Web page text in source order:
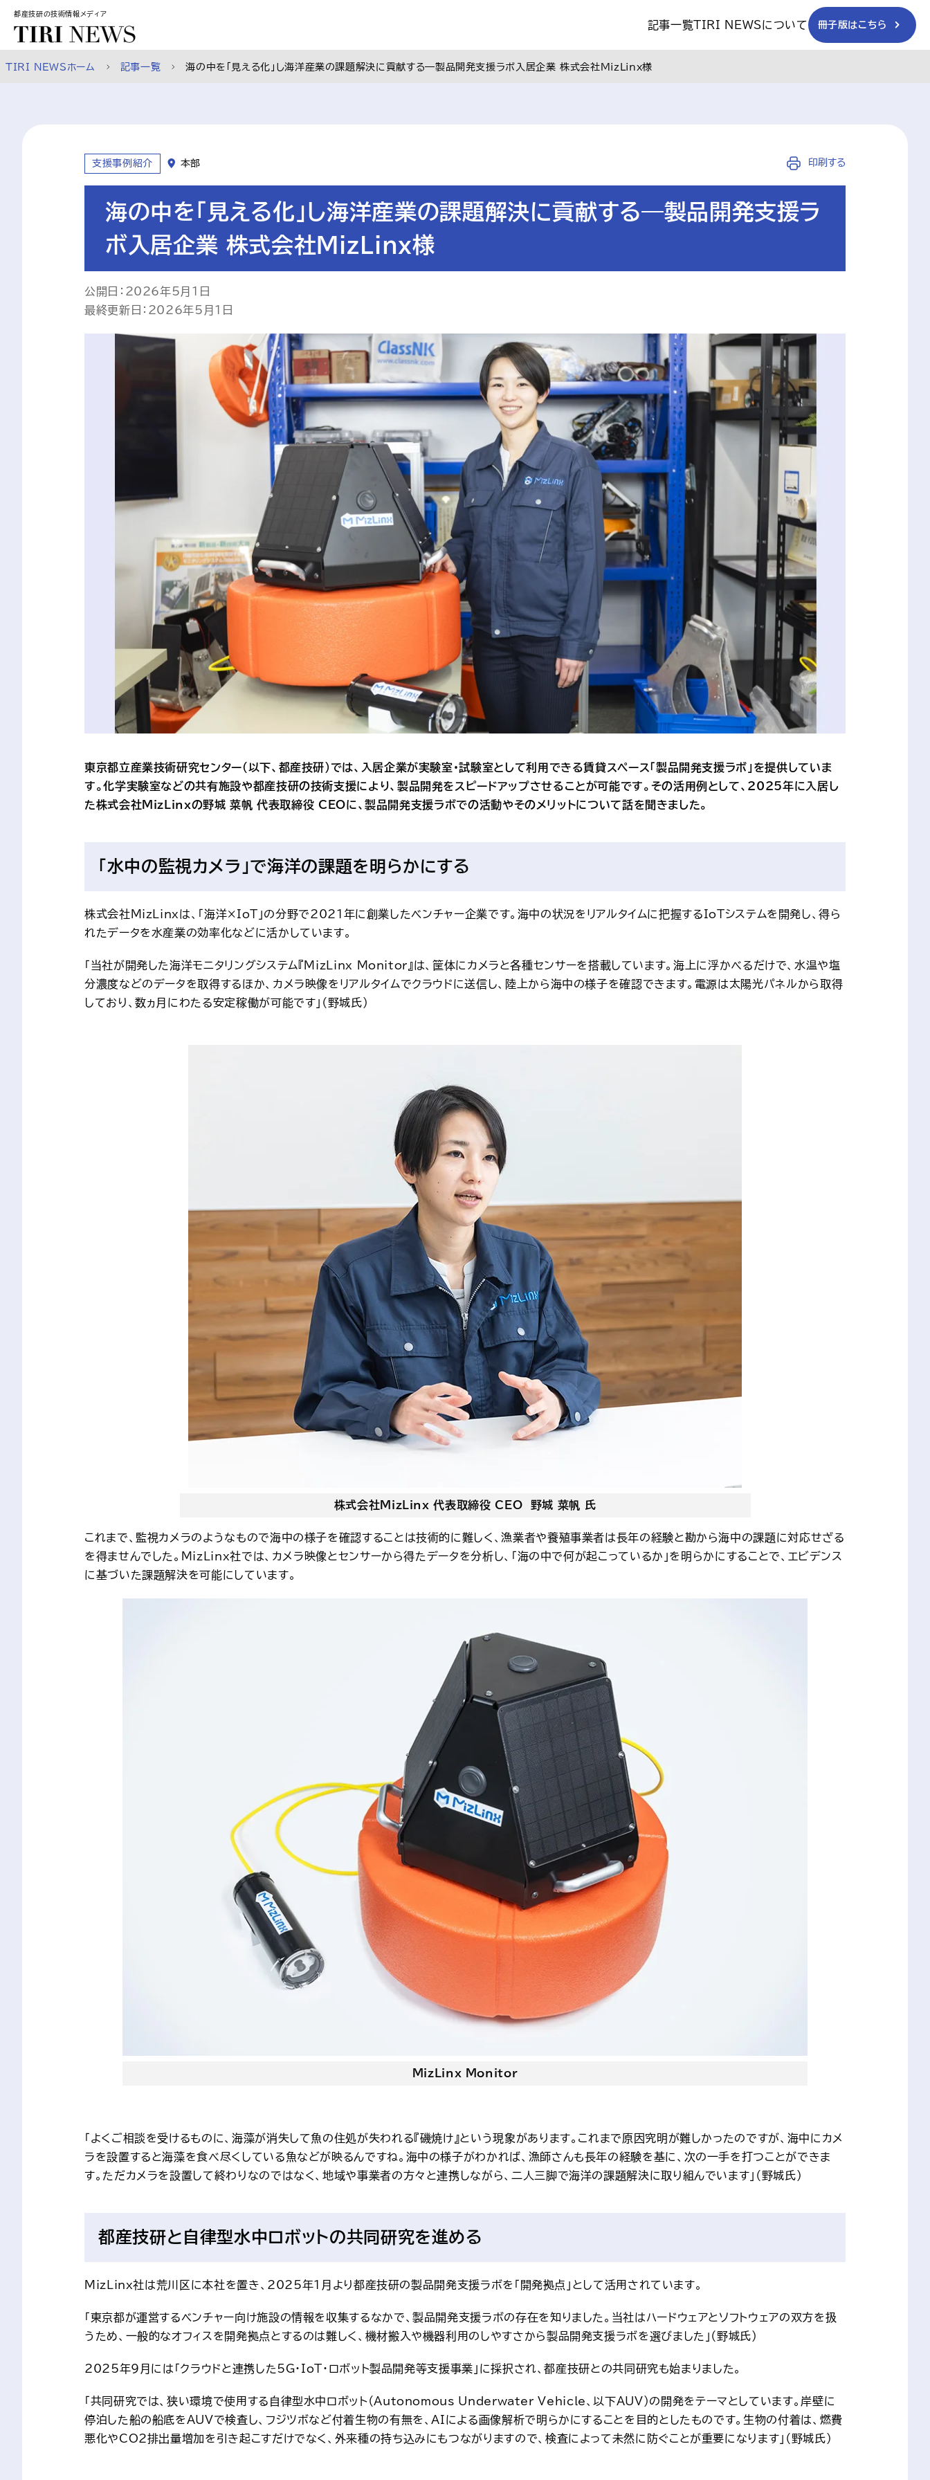
スキップして本文へ
都産技研の技術情報メディア
記事一覧TIRI NEWSについて 冊子版はこちら
TIRI NEWSホーム 記事一覧 海の中を「見える化」し海洋産業の課題解決に貢献する―製品開発支援ラボ入居企業 株式会社MizLinx様
支援事例紹介 本部 印刷する
海の中を「見える化」し海洋産業の課題解決に貢献する―製品開発支援ラ
ボ入居企業 株式会社MizLinx様
公開日：2026年5月1日
最終更新日：2026年5月1日
東京都立産業技術研究センター（以下、都産技研）では、入居企業が実験室・試験室として利用できる賃貸スペース「製品開発支援ラボ」を提供していま
す。化学実験室などの共有施設や都産技研の技術支援により、製品開発をスピードアップさせることが可能です。その活用例として、2025年に入居し
た株式会社MizLinxの野城 菜帆 代表取締役 CEOに、製品開発支援ラボでの活動やそのメリットについて話を聞きました。
「水中の監視カメラ」で海洋の課題を明らかにする
株式会社MizLinxは、「海洋×IoT」の分野で2021年に創業したベンチャー企業です。海中の状況をリアルタイムに把握するIoTシステムを開発し、得ら
れたデータを水産業の効率化などに活かしています。
「当社が開発した海洋モニタリングシステム『MizLinx Monitor』は、筐体にカメラと各種センサーを搭載しています。海上に浮かべるだけで、水温や塩
分濃度などのデータを取得するほか、カメラ映像をリアルタイムでクラウドに送信し、陸上から海中の様子を確認できます。電源は太陽光パネルから取得
しており、数ヵ月にわたる安定稼働が可能です」（野城氏）
株式会社MizLinx 代表取締役 CEO 野城 菜帆 氏
これまで、監視カメラのようなもので海中の様子を確認することは技術的に難しく、漁業者や養殖事業者は長年の経験と勘から海中の課題に対応せざる
を得ませんでした。MizLinx社では、カメラ映像とセンサーから得たデータを分析し、「海の中で何が起こっているか」を明らかにすることで、エビデンス
に基づいた課題解決を可能にしています。
MizLinx Monitor
「よくご相談を受けるものに、海藻が消失して魚の住処が失われる『磯焼け』という現象があります。これまで原因究明が難しかったのですが、海中にカメ
ラを設置すると海藻を食べ尽くしている魚などが映るんですね。海中の様子がわかれば、漁師さんも長年の経験を基に、次の一手を打つことができま
す。ただカメラを設置して終わりなのではなく、地域や事業者の方々と連携しながら、二人三脚で海洋の課題解決に取り組んでいます」（野城氏）
都産技研と自律型水中ロボットの共同研究を進める
MizLinx社は荒川区に本社を置き、2025年1月より都産技研の製品開発支援ラボを「開発拠点」として活用されています。
「東京都が運営するベンチャー向け施設の情報を収集するなかで、製品開発支援ラボの存在を知りました。当社はハードウェアとソフトウェアの双方を扱
うため、一般的なオフィスを開発拠点とするのは難しく、機材搬入や機器利用のしやすさから製品開発支援ラボを選びました」（野城氏）
2025年9月には「クラウドと連携した5G・IoT・ロボット製品開発等支援事業」に採択され、都産技研との共同研究も始まりました。
「共同研究では、狭い環境で使用する自律型水中ロボット（Autonomous Underwater Vehicle、以下AUV）の開発をテーマとしています。岸壁に
停泊した船の船底をAUVで検査し、フジツボなど付着生物の有無を、AIによる画像解析で明らかにすることを目的としたものです。生物の付着は、燃費
悪化やCO2排出量増加を引き起こすだけでなく、外来種の持ち込みにもつながりますので、検査によって未然に防ぐことが重要になります」（野城氏）